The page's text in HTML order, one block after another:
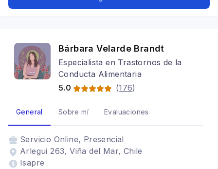
Bárbara Velarde Brandt
Especialista en Trastornos de la
Conducta Alimentaria
5.0
(176)
General Sobre mí Evaluaciones
Servicio Online, Presencial
Arlegui 263, Viña del Mar, Chile
Isapre